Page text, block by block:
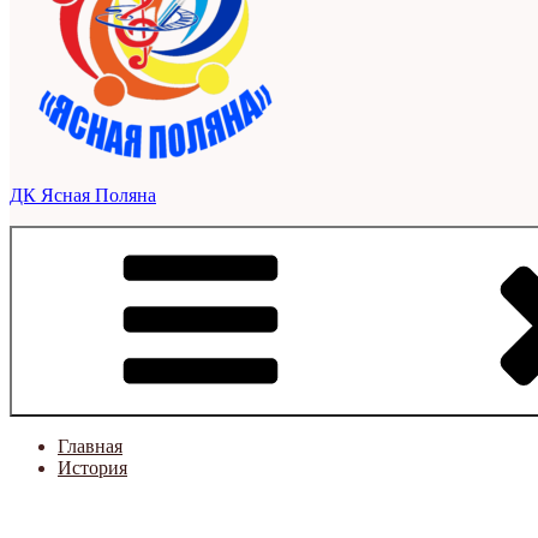
ДК Ясная Поляна
Главная
История